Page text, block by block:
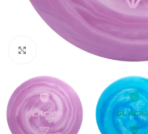
Click to enlarge